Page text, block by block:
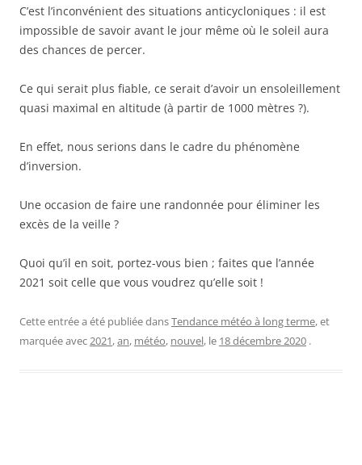
C’est l’inconvénient des situations anticycloniques : il est
impossible de savoir avant le jour même où le soleil aura
des chances de percer.
Ce qui serait plus fiable, ce serait d’avoir un ensoleillement
quasi maximal en altitude (à partir de 1000 mètres ?).
En effet, nous serions dans le cadre du phénomène
d’inversion.
Une occasion de faire une randonnée pour éliminer les
excès de la veille ?
Quoi qu’il en soit, portez-vous bien ; faites que l’année
2021 soit celle que vous voudrez qu’elle soit !
Cette entrée a été publiée dansTendance météo à long terme, et
marquée avec 2021,an, météo, nouvel, le 18 décembre 2020 .